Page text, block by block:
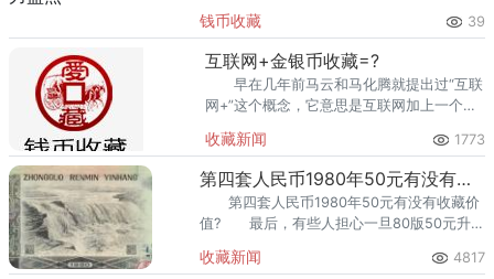
熊猫金币的需求就明显升温，但鱼龙混杂的
回收渠道里，能精准识别版别溢
钱币收藏 39
互联网+金银币收藏=?
早在几年前马云和马化腾就提出过“互联
网+”这个概念，它意思是互联网加上一个传
候，往往就会产生一种新的事物，进
收藏新闻 1773
第四套人民币1980年50元有没有收藏价
第四套人民币1980年50元有没有收藏价
值? 最后，有些人担心一旦80版50元升值
民币的活动。
收藏新闻 4817